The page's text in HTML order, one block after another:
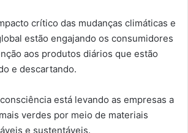
crítico das mudanças climáticas e
estão engajando os consumidores
aos produtos diários que estão
e descartando.
está levando as empresas a
verdes por meio de materiais
​​e sustentáveis.